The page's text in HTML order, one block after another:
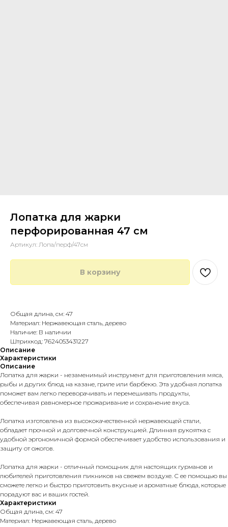
Лопатка для жарки
перфорированная 47 см
Артикул: Лопа/перф/47см
В корзину
Общая длина, см: 47
Материал: Нержавеющая сталь, дерево
Наличие: В наличии
Штрихкод: 7624053431227
Описание
Характеристики
Описание
Лопатка для жарки - незаменимый инструмент для приготовления мяса,
рыбы и других блюд на казане, гриле или барбекю. Эта удобная лопатка
поможет вам легко переворачивать и перемешивать продукты,
обеспечивая равномерное прожаривание и сохранение вкуса.
Лопатка изготовлена из высококачественной нержавеющей стали,
обладает прочной и долговечной конструкцией. Длинная рукоятка с
удобной эргономичной формой обеспечивает удобство использования и
защиту от ожогов.
Лопатка для жарки - отличный помощник для настоящих гурманов и
любителей приготовления пикников на свежем воздухе. С ее помощью вы
сможете легко и быстро приготовить вкусные и ароматные блюда, которые
порадуют вас и ваших гостей.
Характеристики
Общая длина, см: 47
Материал: Нержавеющая сталь, дерево